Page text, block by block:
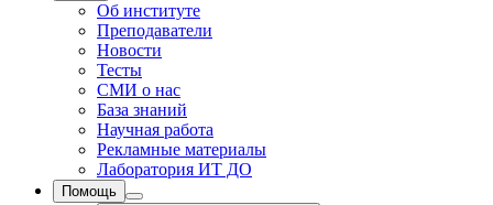
Об институте
Преподаватели
Новости
Тесты
СМИ о нас
База знаний
Научная работа
Рекламные материалы
Лаборатория ИТ ДО
Помощь